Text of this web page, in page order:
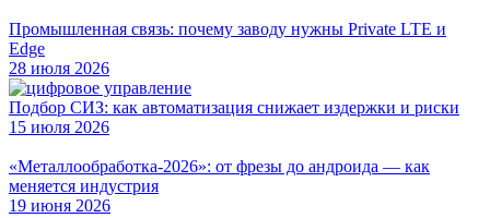
Промышленная связь: почему заводу нужны Private LTE и
Edge
28 июля 2026
Подбор СИЗ: как автоматизация снижает издержки и риски
15 июля 2026
«Металлообработка-2026»: от фрезы до андроида — как
меняется индустрия
19 июня 2026